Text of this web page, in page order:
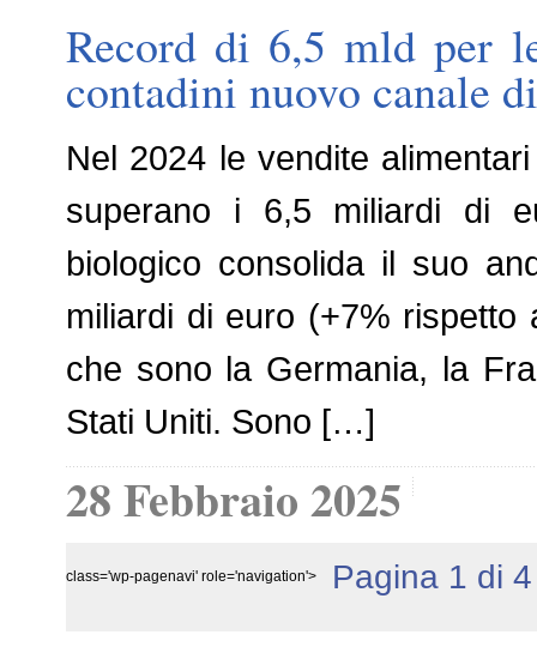
Record di 6,5 mld per
contadini nuovo canale
Nel 2024 le vendite
superano i 6,5 miliardi di
biologico consolida il suo
miliardi di euro (+7% rispetto
che sono la Germania, la
Stati Uniti. Sono […]
28 Febbraio 2025
class='wp-pagenavi' role='navigation'> Pagina 1 di 4